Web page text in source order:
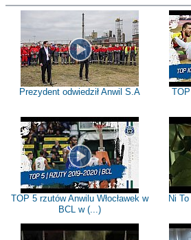
Prezydent odwiedził Anwil S.A
TOP 5 rzutów Anwilu Włocławek w
BCL w (...)
Ni